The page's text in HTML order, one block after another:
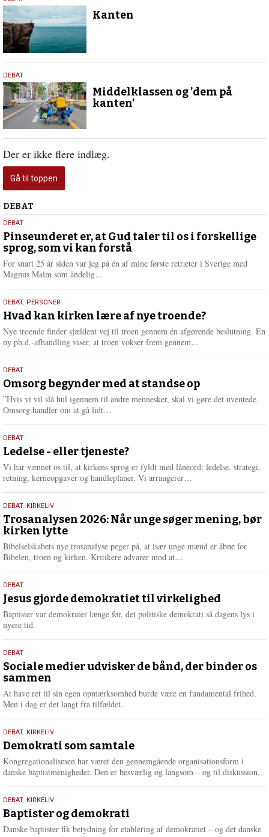
juli
2024
Kanten
1.
juli
2024
DEBAT
Middelklassen og ’dem på
kanten’
Der er ikke flere indlæg.
Gå til toppen
Debat
DEBAT
5.
august
2026
DEBAT
Pinseunderet er, at Gud taler til os i forskellige
sprog, som vi kan forstå
For snart 25 år siden var jeg på én af mine første retræter i Sverige med
Magnus Malm som åndelig…
e
r
e
25.
juli
2026
DEBAT, PERSONER
Hvad kan kirken lære af nye troende?
Nye troende finder sjældent vej til troen gennem én afgørende beslutning. En
ny ph.d.-afhandling viser, at troen vokser frem gennem…
e
r
e
9.
juli
2026
DEBAT
Omsorg begynder med at standse op
”Hvis vi vil slå hul igennem til andre mennesker, skal vi gøre det uventede.
Omsorg handler om at gå lidt…
e
r
e
10.
juni
2026
DEBAT
Ledelse - eller tjeneste?
Vi har vænnet os til, at kirkens sprog er fyldt med låneord: ledelse, strategi,
retning, kerneopgaver og handleplaner. Vi arrangerer…
e
2.
juni
2026
DEBAT, KIRKELIV
Trosanalysen 2026: Når unge søger mening, bør
kirken lytte
Bibelselskabets nye trosanalyse peger på, at især unge mænd er åbne for
Bibelen, troen og kirken. Kritikere advarer mod at…
e
r
e
18.
maj
2026
DEBAT
Jesus gjorde demokratiet til virkelighed
Baptister var demokrater længe før, det politiske demokrati så dagens lys i
nyere tid.
18.
maj
2026
DEBAT
Sociale medier udvisker de bånd, der binder os
sammen
At have ret til sin egen opmærksomhed burde være en fundamental frihed.
Men i dag er det langt fra tilfældet.
18.
maj
2026
DEBAT, KIRKELIV
Demokrati som samtale
Kongregationalismen har været den gennemgående organisationsform i
danske baptistmenigheder. Den er besværlig og langsom – og til diskussion.
18.
maj
2026
DEBAT, KIRKELIV
Baptister og demokrati
Danske baptister fik betydning for etablering af demokratiet – og det danske